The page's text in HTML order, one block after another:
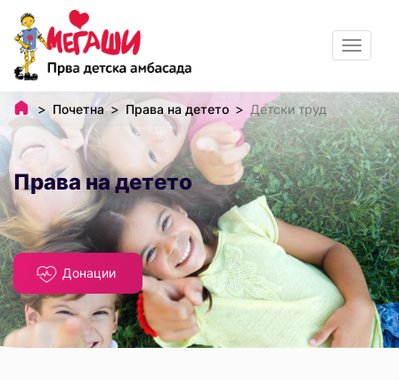
Toggle
Почетна Права на детето Детски труд
Права на детето
Донации